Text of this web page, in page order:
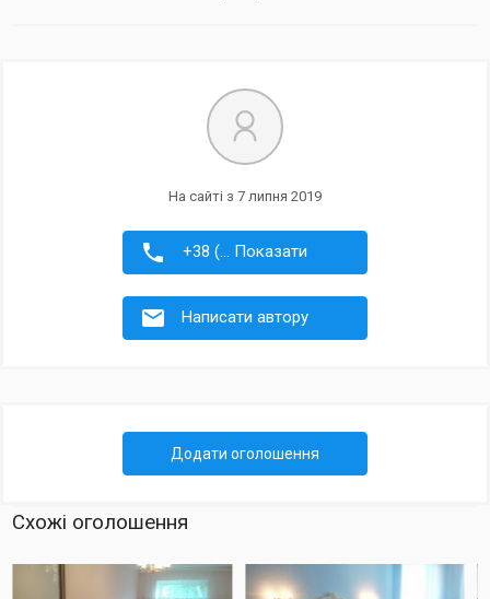
На сайті з 7 липня 2019
+38 (... Показати
Написати автору
Додати оголошення
Схожі оголошення